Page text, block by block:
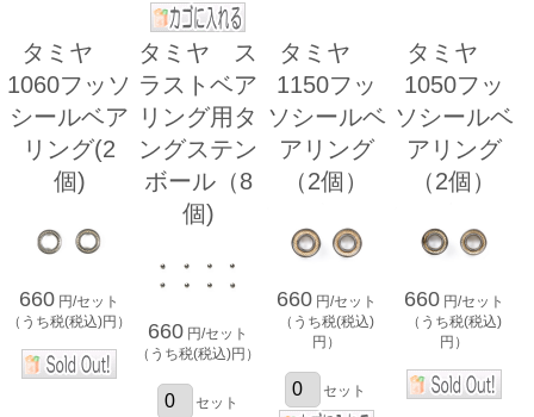
タミヤ
1060フッソ
シールベア
リング(2
個)
660 円/セット
（うち税(税込)円）
タミヤ ス
ラストベア
リング用タ
ングステン
ボール（8
個)
660 円/セット
（うち税(税込)円）
セット
タミヤ
1150フッ
ソシールベ
アリング
（2個）
660 円/セット
（うち税(税込)
円）
セット
タミヤ
1050フッ
ソシールベ
アリング
（2個）
660 円/セット
（うち税(税込)
円）